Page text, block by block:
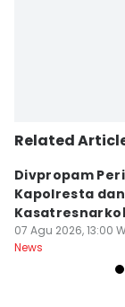
Related
Divpropam
Kapolresta dan
Banda Aceh,
07 Agu 2026, 13:00
News